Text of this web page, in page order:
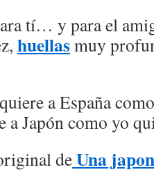
tí… y para el
huellasmuy
a España
a Japón como yo
deUna